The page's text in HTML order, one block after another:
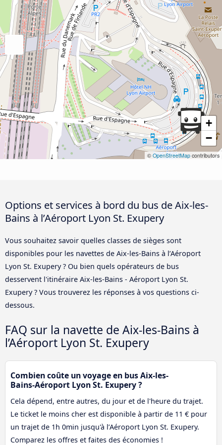
+
−
© OpenStreetMap contributors
Options et services à bord du bus de Aix-les-
Bains à l’Aéroport Lyon St. Exupery
Vous souhaitez savoir quelles classes de sièges sont
disponibles pour les navettes de Aix-les-Bains à l’Aéroport
Lyon St. Exupery ? Ou bien quels opérateurs de bus
desservent l'itinéraire Aix-les-Bains - Aéroport Lyon St.
Exupery ? Vous trouverez les réponses à vos questions ci-
dessous.
FAQ sur la navette de Aix-les-Bains à
l’Aéroport Lyon St. Exupery
Combien coûte un voyage en bus Aix-les-
Bains-Aéroport Lyon St. Exupery ?
Cela dépend, entre autres, du jour et de l'heure du trajet.
Le ticket le moins cher est disponible à partir de 11 € pour
un trajet de 1h 0min jusqu'à l’Aéroport Lyon St. Exupery.
Comparez les offres et faites des économies !